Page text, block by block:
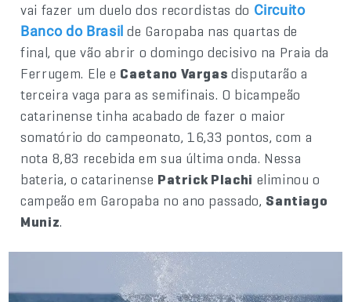
vai fazer um duelo dos recordistas do Circuito
Banco do Brasil de Garopaba nas quartas de
final, que vão abrir o domingo decisivo na Praia da
Ferrugem. Ele e Caetano Vargas disputarão a
terceira vaga para as semifinais. O bicampeão
catarinense tinha acabado de fazer o maior
somatório do campeonato, 16,33 pontos, com a
nota 8,83 recebida em sua última onda. Nessa
bateria, o catarinense Patrick Plachi eliminou o
campeão em Garopaba no ano passado, Santiago
Muniz.